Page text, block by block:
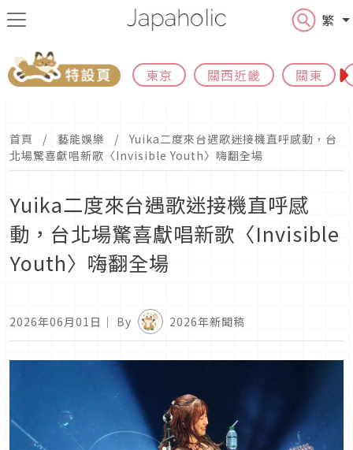
繁
東京 關西近畿 關東
首頁 藝能娛樂
Yuika二度來台遇歌迷接機直呼感動，台
北場驚喜獻唱新歌〈Invisible Youth〉嗨翻全場
Yuika二度來台遇歌迷接機直呼感
動，台北場驚喜獻唱新歌〈Invisible
Youth〉嗨翻全場
2026年06月01日 ｜ By 2026年新聞稿